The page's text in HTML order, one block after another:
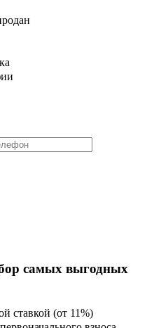
самых выгодных
ставкой (от 11%)